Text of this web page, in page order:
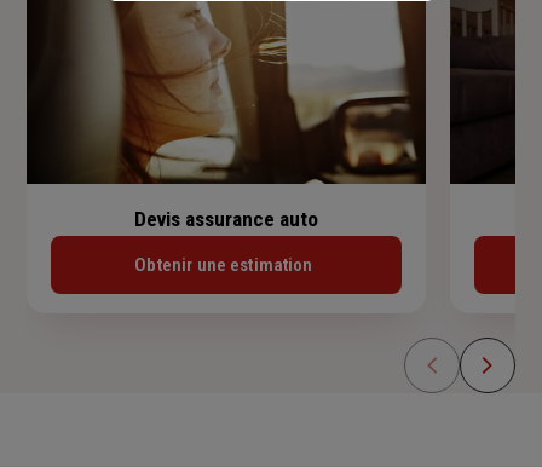
Devis assurance auto
Obtenir une estimation